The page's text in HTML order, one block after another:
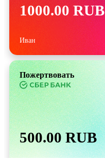
1000.00 RUB
Иван
Пожертвовать
500.00 RUB